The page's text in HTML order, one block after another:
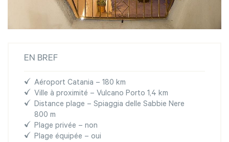
EN BREF
Aéroport Catania – 180 km
Ville à proximité – Vulcano Porto 1,4 km
Distance plage – Spiaggia delle Sabbie Nere
800 m
Plage privée – non
Plage équipée – oui